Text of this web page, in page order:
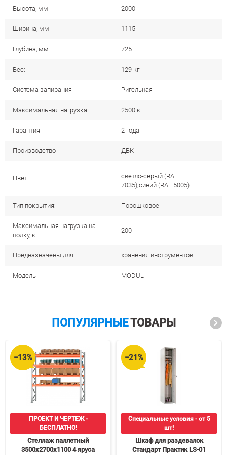
Высота, мм 2000
Ширина, мм 1115
Глубина, мм 725
Вес: 129 кг
Система запирания Ригельная
Максимальная нагрузка 2500 кг
Гарантия 2 года
Производство ДВК
Цвет:
светло-серый (RAL
7035);синий (RAL 5005)
Тип покрытия: Порошковое
Максимальная нагрузка на
полку, кг
200
Предназначены для хранения инструментов
Модель MODUL
ПОПУЛЯРНЫЕТОВАРЫ
−13%
ПРОЕКТ И ЧЕРТЕЖ -
БЕСПЛАТНО!
Стеллаж паллетный
3500х2700х1100 4 яруса
−21%
Специальные условия - от 5
шт!
Шкаф для раздевалок
Стандарт Практик LS-01